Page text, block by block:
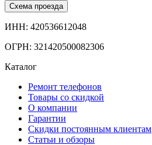
Схема проезда
ИНН: 420536612048
ОГРН: 321420500082306
Каталог
Ремонт телефонов
Товары со скидкой
О компании
Гарантии
Скидки постоянным клиентам
Статьи и обзоры